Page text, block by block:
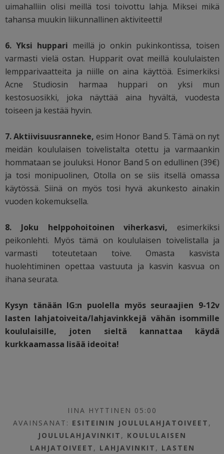
uimahalliin olisi meillä tosi toivottu lahja. Miksei mikä
tahansa muukin liikunnallinen aktiviteetti!
6. Yksi huppari meillä jo onkin pukinkontissa, toisen
varmasti vielä ostan. Hupparit ovat meillä koululaisten
lempparivaatteita ja niille on aina käyttöä. Esimerkiksi
Acne Studiosin harmaa huppari on yksi mun
kestosuosikki, joka näyttää aina hyvältä, vuodesta
toiseen ja kestää hyvin.
7. Aktiivisuusranneke, esim Honor Band 5. Tämä on nyt
meidän koululaisen toivelistalta otettu ja varmaankin
hommataan se jouluksi. Honor Band 5 on edullinen (39€)
ja tosi monipuolinen, Otolla on se siis itsellä omassa
käytössä. Siinä on myös tosi hyvä akunkesto ainakin
vuoden kokemuksella.
8. Joku helppohoitoinen viherkasvi, esimerkiksi
peikonlehti. Myös tämä on koululaisen toivelistalla ja
varmasti toteutetaan toive. Omasta kasvista
huolehtiminen opettaa vastuuta ja kasvin kasvua on
ihana seurata.
Kysyn tänään IG:n puolella myös seuraajien 9-12v
lasten lahjatoiveita/lahjavinkkejä vähän isommille
koululaisille, joten sieltä kannattaa käydä
kurkkaamassa lisää ideoita!
IINA HYTTINEN 05:00
AVAINSANAT: ESITEININ JOULULAHJATOIVEET ,
JOULULAHJAVINKIT , KOULULAISEN
LAHJATOIVEET , LAHJAVINKIT , LASTEN